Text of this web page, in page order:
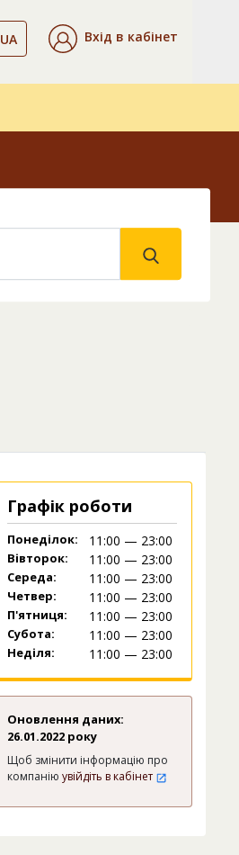
UA Вхід в кабінет
Графік роботи
Понеділок: 11:00 — 23:00
Вівторок: 11:00 — 23:00
Середа: 11:00 — 23:00
Четвер: 11:00 — 23:00
П'ятниця: 11:00 — 23:00
Субота: 11:00 — 23:00
Неділя: 11:00 — 23:00
Оновлення даних:
26.01.2022 року
Щоб змінити інформацію про
компанію увійдіть в кабінет